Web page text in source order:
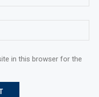
in this browser for the